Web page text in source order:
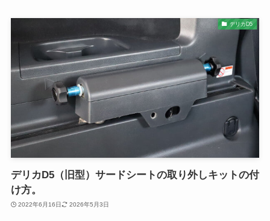
デリカD5
デリカD5（旧型）サードシートの取り外しキットの付
け方。
2022年6月16日 2026年5月3日